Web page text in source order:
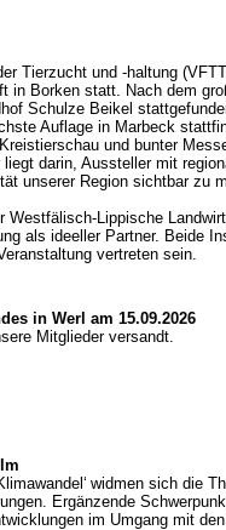
Tierzucht und -haltung
in Borken statt. Nach dem
Schulze Beikel
Auflage in Marbeck
und bunter
darin, Aussteller mit
unserer Region sichtbar zu
Westfälisch-Lippische
als ideeller Partner. Beide
vertreten sein.
in Werl am 15.09.2026
Mitglieder versandt.
widmen sich die
Ergänzende
im Umgang mit